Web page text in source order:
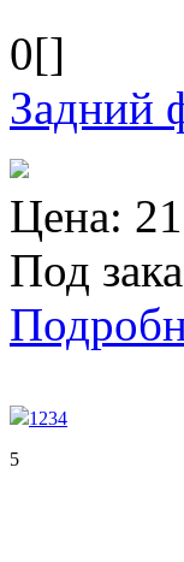
0[]
Задний
Цена:
Под
1 234
5